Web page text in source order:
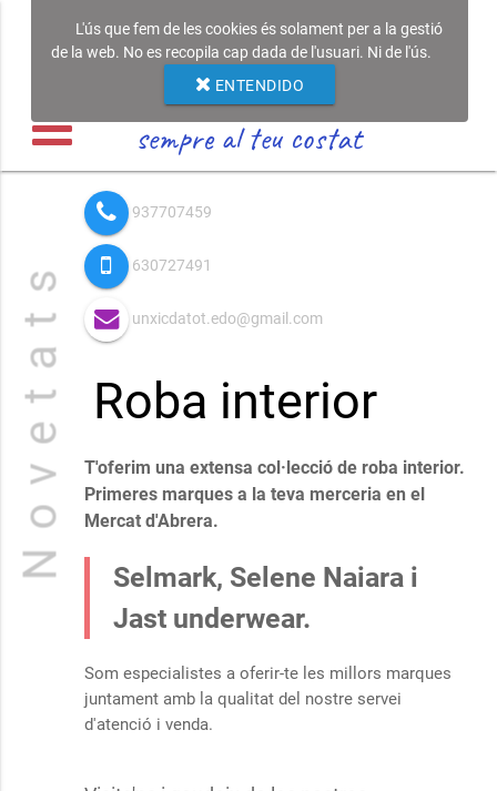
L'ús que fem de les cookies és solament per a la gestió
de la web. No es recopila cap dada de l'usuari. Ni de l'ús.
ENTENDIDO
sempre al teu costat
N o v e t a t s
937707459
630727491
unxicdatot.edo@gmail.com
Roba interior
T'oferim una extensa col·lecció de roba interior.
Primeres marques a la teva merceria en el
Mercat d'Abrera.
Selmark, Selene Naiara i
Jast underwear.
Som especialistes a oferir-te les millors marques
juntament amb la qualitat del nostre servei
d'atenció i venda.